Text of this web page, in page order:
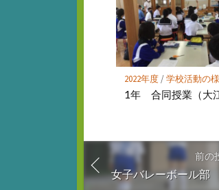
2022年度/学校活動の
1年 合同授業（大
前の
女子バレーボール部